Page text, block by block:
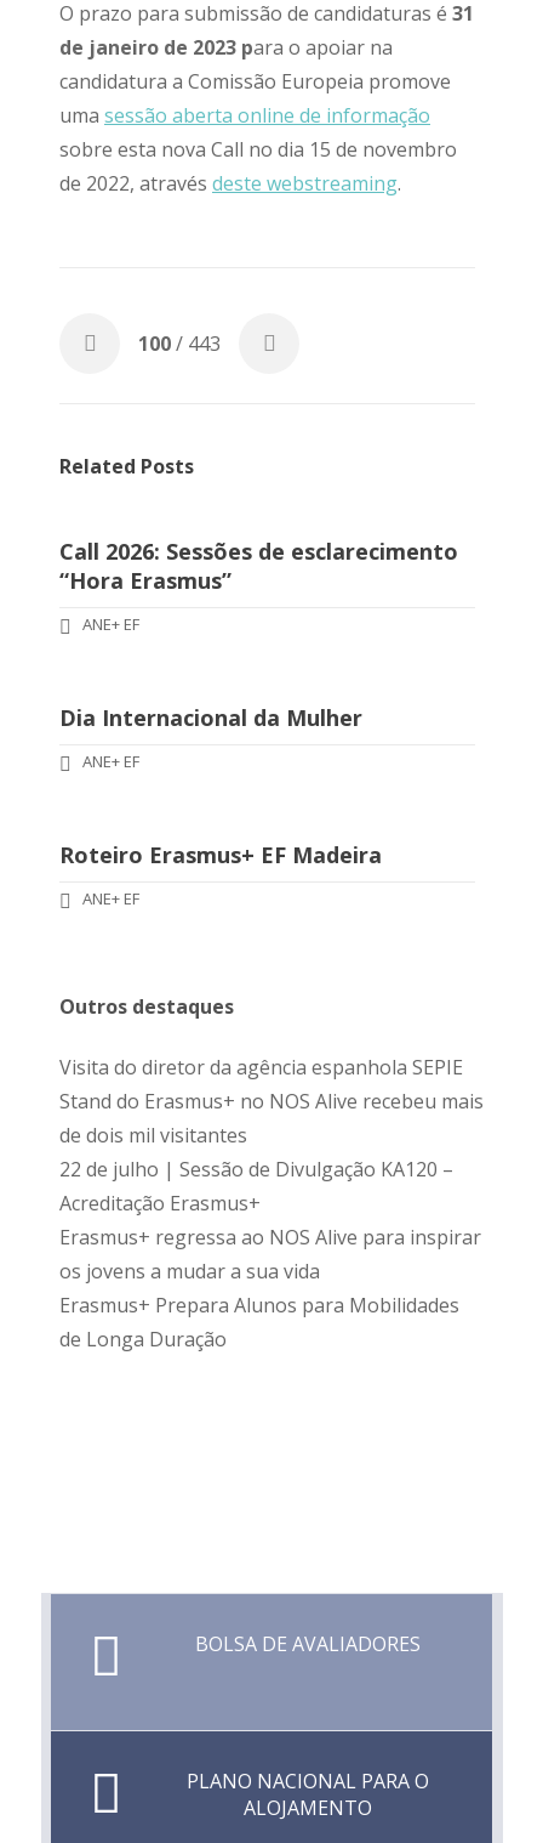
O prazo para submissão de candidaturas é 31
de janeiro de 2023 para o apoiar na
candidatura a Comissão Europeia promove
uma sessão aberta online de informação
sobre esta nova Call no dia 15 de novembro
de 2022, através deste webstreaming.
100/ 443
Related Posts
Call 2026: Sessões de esclarecimento
“Hora Erasmus”
ANE+ EF
Dia Internacional da Mulher
ANE+ EF
Roteiro Erasmus+ EF Madeira
ANE+ EF
Outros destaques
Visita do diretor da agência espanhola SEPIE
Stand do Erasmus+ no NOS Alive recebeu mais
de dois mil visitantes
22 de julho | Sessão de Divulgação KA120 –
Acreditação Erasmus+
Erasmus+ regressa ao NOS Alive para inspirar
os jovens a mudar a sua vida
Erasmus+ Prepara Alunos para Mobilidades
de Longa Duração
BOLSA DE AVALIADORES
PLANO NACIONAL PARA O
ALOJAMENTO